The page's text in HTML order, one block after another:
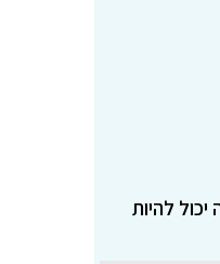
להיות